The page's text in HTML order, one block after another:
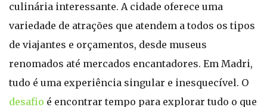
culinária interessante. A cidade oferece uma
variedade de atrações que atendem a todos os tipos
de viajantes e orçamentos, desde museus
renomados até mercados encantadores. Em Madri,
tudo é uma experiência singular e inesquecível. O
desafio é encontrar tempo para explorar tudo o que